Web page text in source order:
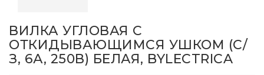
ВИЛКА УГЛОВАЯ С
ОТКИДЫВАЮЩИМСЯ УШКОМ (С/
З, 6А, 250В) БЕЛАЯ, BYLECTRICA